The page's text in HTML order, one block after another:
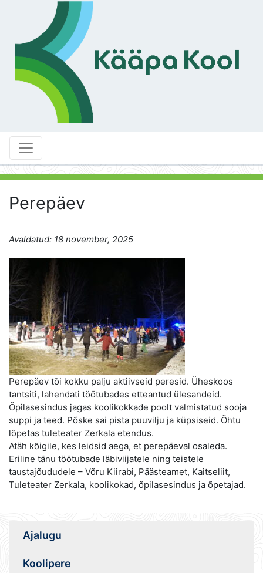
Perepäev
Avaldatud: 18 november, 2025
Perepäev tõi kokku palju aktiivseid peresid. Üheskoos
tantsiti, lahendati töötubades etteantud ülesandeid.
Õpilasesindus jagas koolikokkade poolt valmistatud sooja
suppi ja teed. Põske sai pista puuvilju ja küpsiseid. Õhtu
lõpetas tuleteater Zerkala etendus.
Atäh kõigile, kes leidsid aega, et perepäeval osaleda.
Eriline tänu töötubade läbiviijatele ning teistele
taustajõududele – Võru Kiirabi, Päästeamet, Kaitseliit,
Tuleteater Zerkala, koolikokad, õpilasesindus ja õpetajad.
Ajalugu
Koolipere